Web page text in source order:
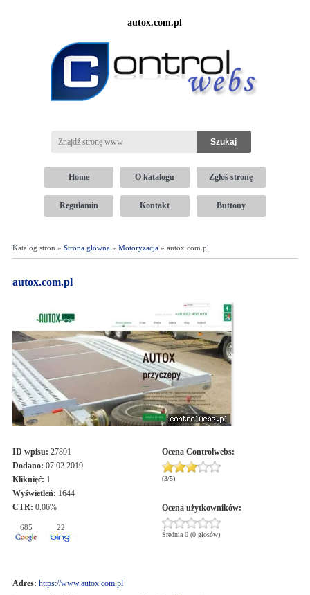
autox.com.pl
Home O katalogu Zgłoś stronę
Regulamin Kontakt Buttony
Katalog stron » Strona główna» Motoryzacja» autox.com.pl
autox.com.pl
ID wpisu: 27891
Dodano: 07.02.2019
Kliknięć: 1
Wyświetleń: 1644
CTR: 0.06%
685 22
Ocena Controlwebs:
(3/5)
Ocena użytkowników:
Średnia 0 (0 głosów)
Adres: https://www.autox.com.pl